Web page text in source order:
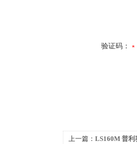
验证码：
上一篇： LS160M 普利